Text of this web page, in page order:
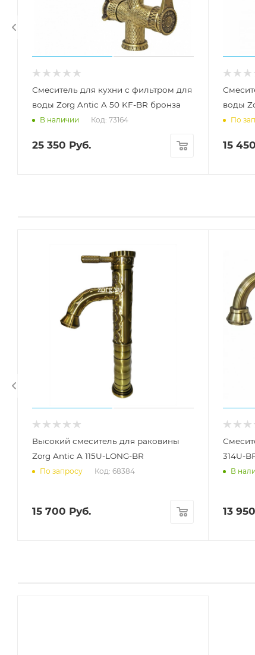
Смеситель для кухни с фильтром для
воды Zorg Antic A 50 KF-BR бронза
В наличии Код: 73164
25 350 Руб.
воды
По
15 450
Высокий смеситель для раковины
Zorg Antic A 115U-LONG-BR
По запросу Код: 68384
15 700 Руб.
314U-
В
13 950